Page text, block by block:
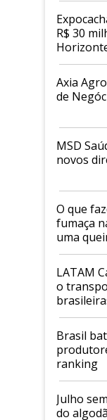
R$ 30
Axia
de
MSD
novos
O que
fumaça
uma
LATAM
o
semestre
Brasil
ranking
Julho
do